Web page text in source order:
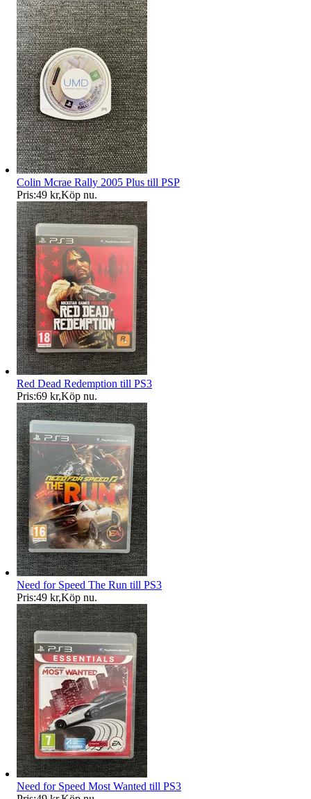
Colin Mcrae Rally 2005 Plus till PSP
Pris:49 kr,Köp nu.
Red Dead Redemption till PS3
Pris:69 kr,Köp nu.
Need for Speed The Run till PS3
Pris:49 kr,Köp nu.
Need for Speed Most Wanted till PS3